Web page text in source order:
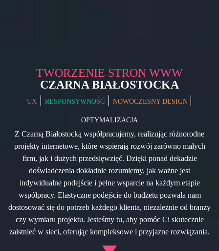
TWORZENIE STRON WWW
CZARNA BIAŁOSTOCKA
UX | RESPONSYWNOŚĆ | NOWOCZESNY DESIGN |
OPTYMALIZACJA
Z Czarną Białostocką współpracujemy, realizując różnorodne
projekty internetowe, które wspierają rozwój zarówno małych
firm, jak i dużych przedsięwzięć. Dzięki ponad dekadzie
doświadczenia dokładnie rozumiemy, jak ważne jest
indywidualne podejście i pełne wsparcie na każdym etapie
współpracy. Elastyczne podejście do budżetu pozwala nam
dostosować się do potrzeb każdego klienta, niezależnie od branży
czy wymiaru projektu. Jesteśmy tu, aby pomóc Ci skutecznie
zaistnieć w sieci, oferując kompleksowe i przyjazne rozwiązania.